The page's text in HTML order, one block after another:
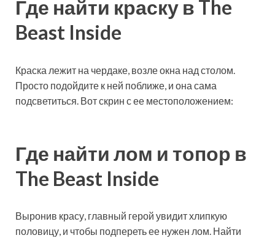
Где найти краску в The
Beast Inside
Краска лежит на чердаке, возле окна над столом.
Просто подойдите к ней поближе, и она сама
подсветиться. Вот скрин с ее местоположением:
Где найти лом и топор в
The Beast Inside
Выронив красу, главный герой увидит хлипкую
половицу, и чтобы подпереть ее нужен лом. Найти